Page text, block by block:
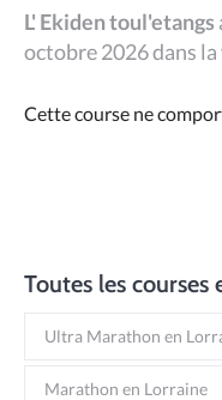
L' Ekiden toul'etangs
octobre 2026 dans
Cette course ne
Toutes les courses
Ultra Marathon en
Marathon en Lorraine